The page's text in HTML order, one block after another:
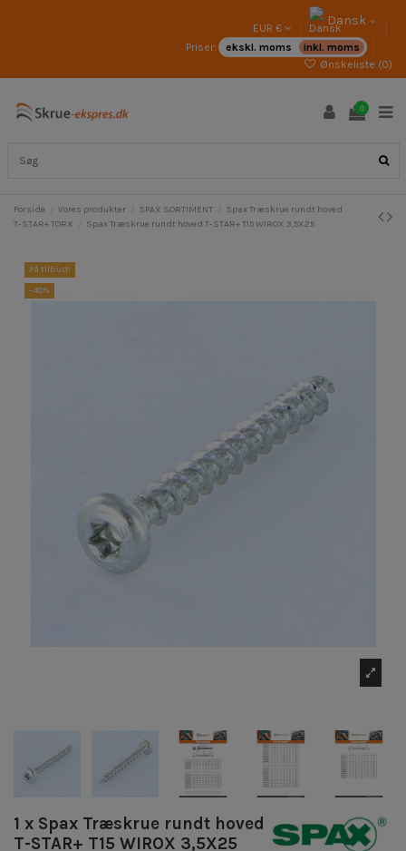
EUR € Dansk
Priser: ekskl. moms
inkl. moms
Ønskeliste (0)
0
Forside Vores produkter SPAX SORTIMENT
Spax Træskrue rundt hoved
T-STAR+ TORX
Spax Træskrue rundt hoved T-STAR+ T15 WIROX 3,5X25
På tilbud!
-40%
1 x Spax Træskrue rundt hoved
T-STAR+ T15 WIROX 3,5X25